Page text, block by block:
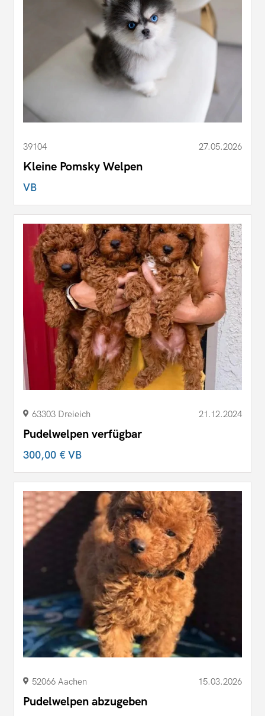
39104 27.05.2026
Kleine Pomsky Welpen
VB
63303 Dreieich 21.12.2024
Pudelwelpen verfügbar
300,00 €VB
52066 Aachen 15.03.2026
Pudelwelpen abzugeben